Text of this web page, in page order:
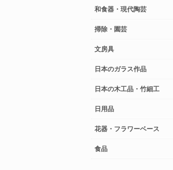
和食器・現代陶芸
掃除・園芸
文房具
日本のガラス作品
日本の木工品・竹細工
日用品
花器・フラワーベース
食品